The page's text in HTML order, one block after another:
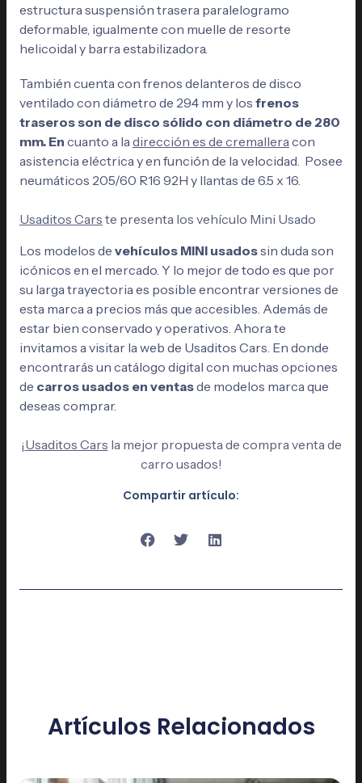
estructura suspensión trasera paralelogramo
deformable, igualmente con muelle de resorte
helicoidal y barra estabilizadora.
También cuenta con frenos delanteros de disco
ventilado con diámetro de 294 mm y los frenos
traseros son de disco sólido con diámetro de 280
mm. En cuanto a ladirección es de cremalleracon
asistencia eléctrica y en función de la velocidad. Posee
neumáticos 205/60 R16 92H y llantas de 6.5 x 16.
Usaditos Cars te presenta los vehículo Mini Usado
Los modelos de vehículos MINI usadossin duda son
icónicos en el mercado. Y lo mejor de todo es que por
su larga trayectoria es posible encontrar versiones de
esta marca a precios más que accesibles. Además de
estar bien conservado y operativos. Ahora te
invitamos a visitar la web de Usaditos Cars . En donde
encontrarás un catálogo digital con muchas opciones
de carros usados en ventasde modelos marca que
deseas comprar.
¡Usaditos Cars la mejor propuesta de compra venta de
carro usados!
Compartir artículo:
Artículos Relacionados